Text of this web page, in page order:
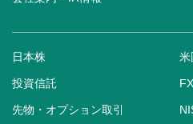
日本株 米
投資信託 FX
先物・オプション取引